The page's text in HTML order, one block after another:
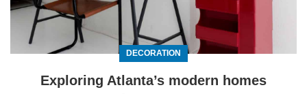
DECORATION
Exploring Atlanta’s modern homes